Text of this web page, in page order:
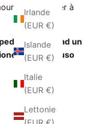
Irlande
(EUR €)
Islande
(EUR €)
Italie
(EUR €)
Lettonie
et vous aider à
insieme ad un
regalo incluso